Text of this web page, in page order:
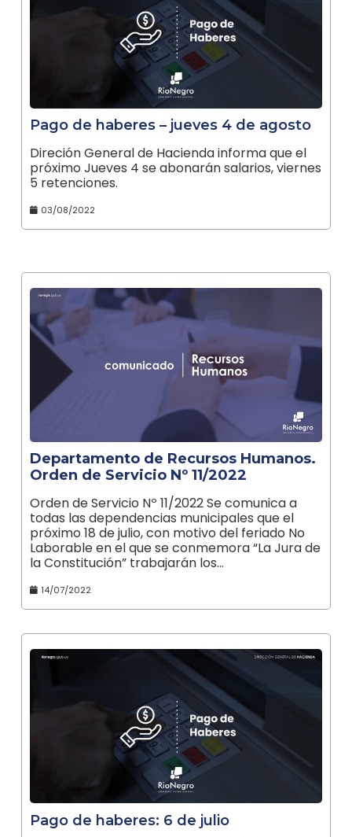
Pago de haberes – jueves 4 de agosto
Direción General de Hacienda informa que el
próximo Jueves 4 se abonarán salarios, viernes
5 retenciones.
03/08/2022
Departamento de Recursos Humanos.
Orden de Servicio Nº 11/2022
Orden de Servicio Nº 11/2022 Se comunica a
todas las dependencias municipales que el
próximo 18 de julio, con motivo del feriado No
Laborable en el que se conmemora “La Jura de
la Constitución” trabajarán los…
14/07/2022
Pago de haberes: 6 de julio